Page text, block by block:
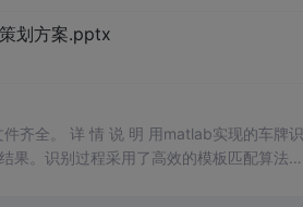
划方案.pptx
齐全。 详 情 说 明 用matlab实现的车牌识
果。识别过程采用了高效的模板匹配算法，